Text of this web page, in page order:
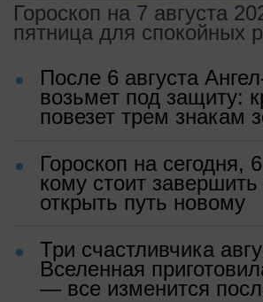
Гороскоп на 7 августа
пятница для спокойных
После 6 августа
возьмет под защиту:
повезет трем знакам
Гороскоп на сегодня,
кому стоит завершить
открыть путь новому
Три счастливчика
Вселенная
— все изменится